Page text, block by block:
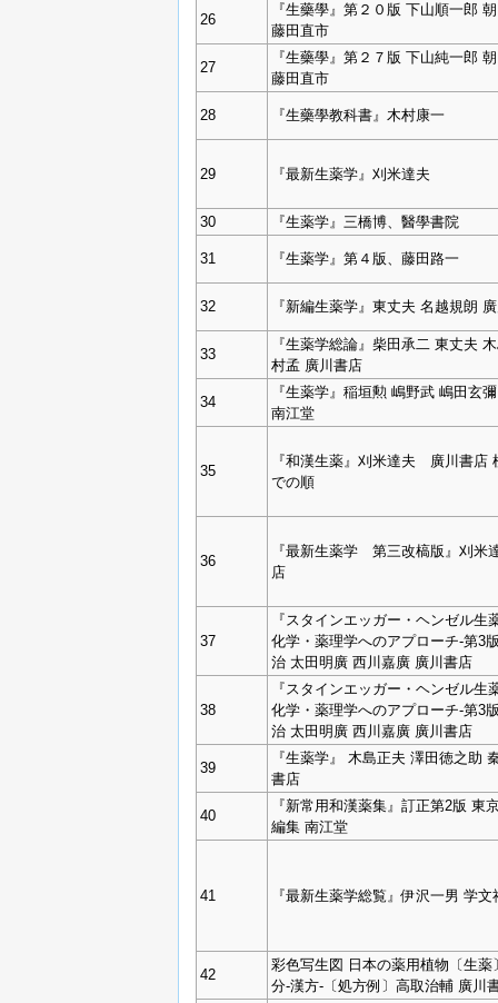
26
『生藥學』第２０版 下山順一郎
藤田直市
27
『生藥學』第２７版 下山純一郎
藤田直市
28 『生藥學教科書』木村康一
29 『最新生薬学』刈米達夫
30 『生薬学』三橋博、醫學書院
31 『生薬学』第４版、藤田路一
32 『新編生薬学』東丈夫 名越規朗
33
『生薬学総論』柴田承二 東丈夫
村孟 廣川書店
34
『生薬学』稲垣勲 嶋野武 嶋田玄
南江堂
35
『和漢生薬』刈米達夫 廣川書店
での順
36
『最新生薬学 第三改槁版』刈米
店
37
『スタインエッガー・ヘンゼル生
化学・薬理学へのアプローチ‐第3
治 太田明廣 西川嘉廣 廣川書店
38
『スタインエッガー・ヘンゼル生
化学・薬理学へのアプローチ‐第3
治 太田明廣 西川嘉廣 廣川書店
39
『生薬学』 木島正夫 澤田徳之助
書店
40
『新常用和漢薬集』訂正第2版 東
編集 南江堂
41 『最新生薬学総覧』伊沢一男 学文
42
彩色写生図 日本の薬用植物〔生薬
分-漢方-〔処方例〕高取治輔 廣川